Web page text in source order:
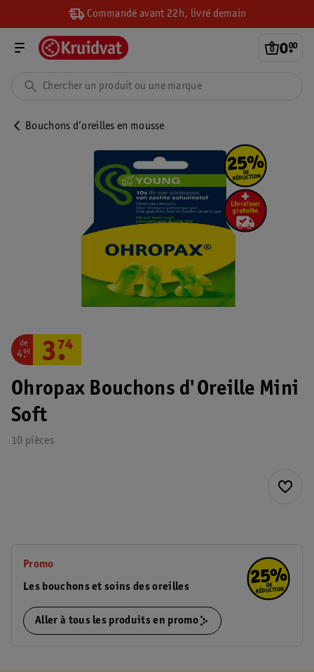
Commandé avant 22h, livré demain
0.
00
Bouchons d’oreilles en mousse
Ohropax Bouchons d'Oreille Mini
Soft
10 pièces
de
4.
99 3.
74
Promo
Les bouchons et soins des oreilles
Aller à tous les produits en promo